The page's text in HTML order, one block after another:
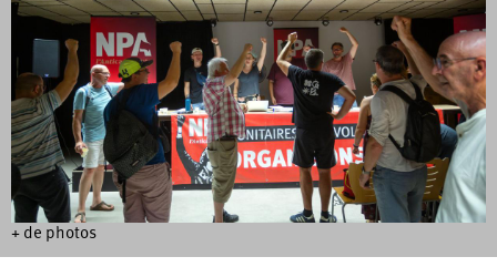
+ de photos